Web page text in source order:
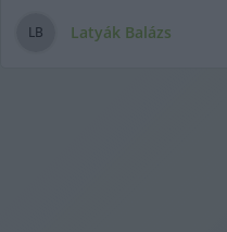
LB Latyák Balázs